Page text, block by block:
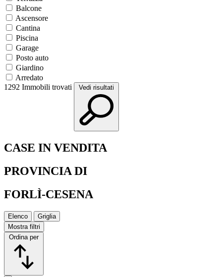
Balcone
Ascensore
Cantina
Piscina
Garage
Posto auto
Giardino
Arredato
1292 Immobili trovati Vedi risultati
CASE IN VENDITA
PROVINCIA DI
FORLÌ-CESENA
Elenco
Griglia
Mostra filtri
Ordina per